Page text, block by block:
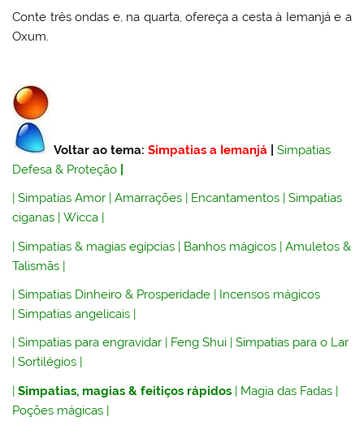
Conte três ondas e, na quarta, ofereça a cesta à Iemanjá e a
Oxum.
Voltar ao tema:Simpatias a Iemanjá |Simpatias
Defesa & Proteção
|Simpatias Amor |Amarrações | Encantamentos |Simpatias
ciganas |Wicca |
|Simpatias & magias egípcias | Banhos mágicos |Amuletos &
Talismãs |
|Simpatias Dinheiro & Prosperidade | Incensos mágicos
|Simpatias angelicais |
|Simpatias para engravidar Feng Shui |Simpatias para o Lar
|Sortilégios
|Simpatias, magias & feitiços rápidos | Magia das Fadas |
Poções mágicas |